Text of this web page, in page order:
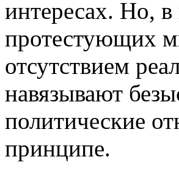
интересах. Но,
протестующих
отсутствием
навязывают
политические
принципе.